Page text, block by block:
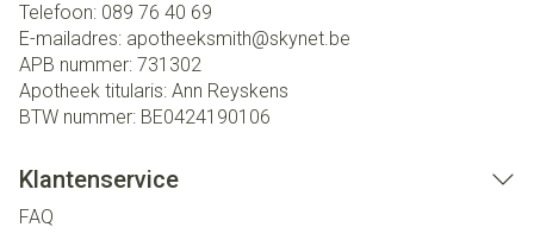
Telefoon: 089 76 40 69
E-mailadres: apotheeksmith@skynet.be
APB nummer: 731302
Apotheek titularis: Ann Reyskens
BTW nummer: BE0424190106
Klantenservice
FAQ